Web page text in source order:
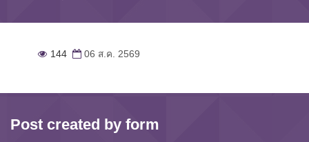
144 06 ส.ค. 2569
Post created by form